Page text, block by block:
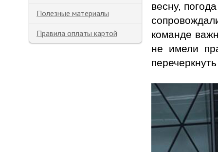
Полезные материалы
Правила оплаты картой
весну,
команде
не имели